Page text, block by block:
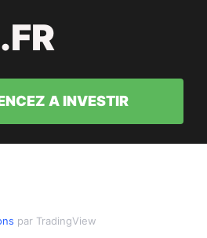
A INVESTIR
par TradingView